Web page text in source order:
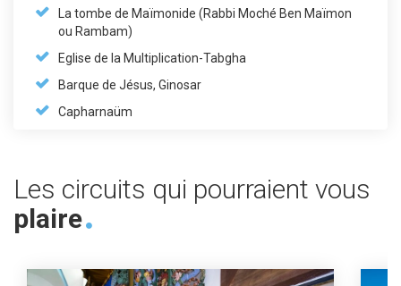
La tombe de Maïmonide (Rabbi Moché Ben Maïmon
ou Rambam)
Eglise de la Multiplication-Tabgha
Barque de Jésus, Ginosar
Capharnaüm
Les circuits qui pourraient vous
plaire